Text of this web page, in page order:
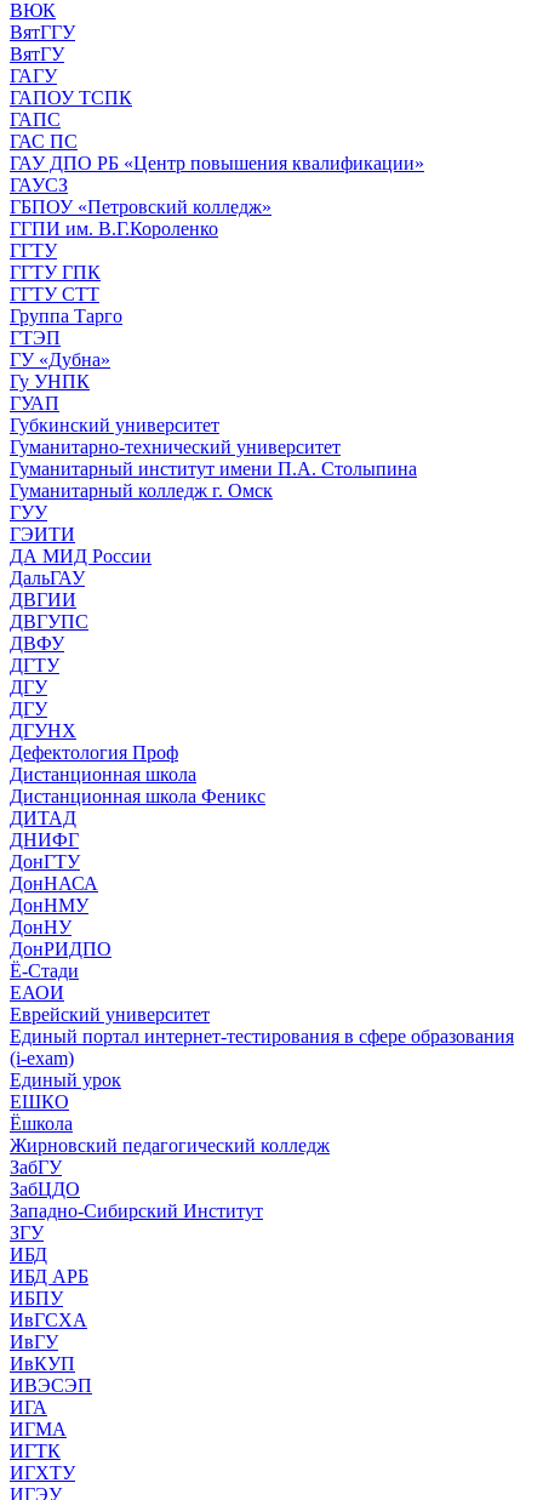
ВЮК
ВятГГУ
ВятГУ
ГАГУ
ГАПОУ ТСПК
ГАПС
ГАС ПС
ГАУ ДПО РБ «Центр повышения квалификации»
ГАУСЗ
ГБПОУ «Петровский колледж»
ГГПИ им. В.Г.Короленко
ГГТУ
ГГТУ ГПК
ГГТУ СТТ
Группа Тарго
ГТЭП
ГУ «Дубна»
Гу УНПК
ГУАП
Губкинский университет
Гуманитарно-технический университет
Гуманитарный институт имени П.А. Столыпина
Гуманитарный колледж г. Омск
ГУУ
ГЭИТИ
ДА МИД России
ДальГАУ
ДВГИИ
ДВГУПС
ДВФУ
ДГТУ
ДГУ
ДГУ
ДГУНХ
Дефектология Проф
Дистанционная школа
Дистанционная школа Феникс
ДИТАД
ДНИФГ
ДонГТУ
ДонНАСА
ДонНМУ
ДонНУ
ДонРИДПО
Ё-Стади
ЕАОИ
Еврейский университет
Единый портал интернет-тестирования в сфере образования
(i-exam)
Единый урок
ЕШКО
Ёшкола
Жирновский педагогический колледж
ЗабГУ
ЗабЦДО
Западно-Сибирский Институт
ЗГУ
ИБД
ИБД АРБ
ИБПУ
ИвГСХА
ИвГУ
ИвКУП
ИВЭСЭП
ИГА
ИГМА
ИГТК
ИГХТУ
ИГЭУ